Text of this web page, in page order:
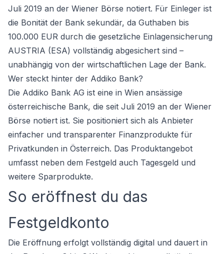
Juli 2019 an der Wiener Börse notiert. Für Einleger ist
die Bonität der Bank sekundär, da Guthaben bis
100.000 EUR durch die gesetzliche Einlagensicherung
AUSTRIA (ESA) vollständig abgesichert sind –
unabhängig von der wirtschaftlichen Lage der Bank.
Wer steckt hinter der Addiko Bank?
Die Addiko Bank AG ist eine in Wien ansässige
österreichische Bank, die seit Juli 2019 an der Wiener
Börse notiert ist. Sie positioniert sich als Anbieter
einfacher und transparenter Finanzprodukte für
Privatkunden in Österreich. Das Produktangebot
umfasst neben dem Festgeld auch Tagesgeld und
weitere Sparprodukte.
So eröffnest du das
Festgeldkonto
Die Eröffnung erfolgt vollständig digital und dauert in